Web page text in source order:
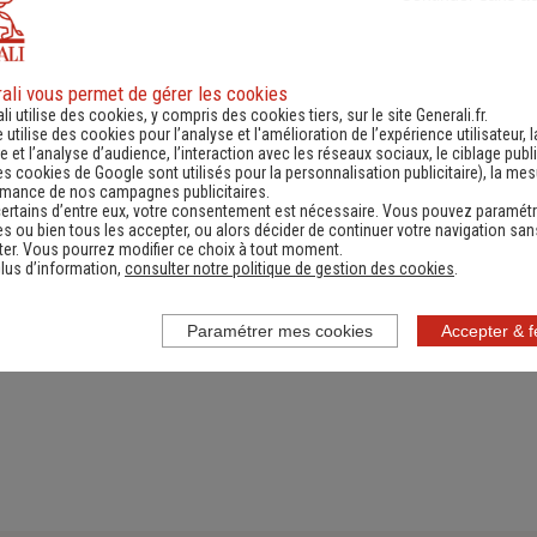
d'information
une actualité,
réglementation...)
Contacter un
(Obtenir un devis,
information, faire un
vous permet de gérer les cookies
utilise des cookies, y compris des cookies tiers, sur le site Generali.fr.
utilise des cookies pour l’analyse et l'amélioration de l’expérience utilisateur,
et l’analyse d’audience, l’interaction avec les réseaux sociaux, le ciblage
cookies de Google sont utilisés pour la personnalisation publicitaire), la
de nos campagnes publicitaires.
d’entre eux, votre consentement est nécessaire. Vous pouvez
ou bien tous les accepter, ou alors décider de continuer votre navigation
Vous pourrez modifier ce choix à tout moment.
d’information, consulter notre politique de gestion des cookies
Accepter &
Paramétrer mes cookies